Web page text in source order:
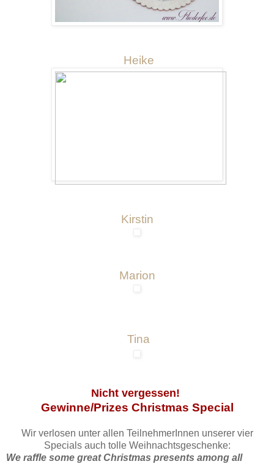
Heike
Kirstin
Marion
Tina
Nicht vergessen!
Gewinne/Prizes Christmas Special
Wir verlosen unter allen TeilnehmerInnen unserer vier
Specials auch tolle Weihnachtsgeschenke:
We raffle some great Christmas presents among all